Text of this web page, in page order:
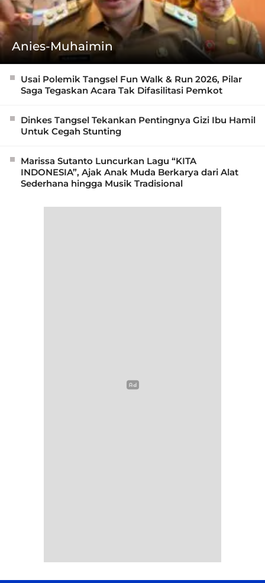
Anies-Muhaimin
Usai Polemik Tangsel Fun Walk & Run 2026, Pilar
Saga Tegaskan Acara Tak Difasilitasi Pemkot
Dinkes Tangsel Tekankan Pentingnya Gizi Ibu Hamil
Untuk Cegah Stunting
Marissa Sutanto Luncurkan Lagu “KITA
INDONESIA”, Ajak Anak Muda Berkarya dari Alat
Sederhana hingga Musik Tradisional